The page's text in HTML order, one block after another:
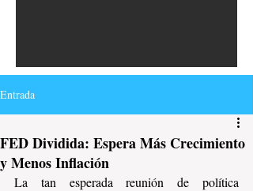
Entrada
FED Dividida: Espera Más Crecimiento
y Menos Inflación
La tan esperada reunión de política